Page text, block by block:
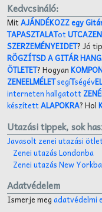
Kedvcsináló:
MitAJÁNDÉKOZZ egy
TAPASZTALATot
SZERZEMÉNYEIDET? Jó
RÖGZÍTSD A GITÁR
ÖTLETET? Hogyan
ZENEELMÉLETsegíTségévEL
interneten hallgatott
készítettALAPOKRA? Hol
Utazási tippek, sok
Javasolt zenei utazási
Zenei utazás Londonba
Zenei utazás New Yorkba
Adatvédelem
Ismerje megadatvédelmi